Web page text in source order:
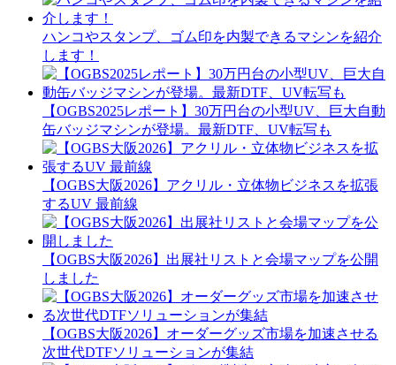
ハンコやスタンプ、ゴム印を内製できるマシンを紹介
します！
【OGBS2025レポート】30万円台の小型UV、巨大自動
缶バッジマシンが登場。最新DTF、UV転写も
【OGBS大阪2026】アクリル・立体物ビジネスを拡張
するUV 最前線
【OGBS大阪2026】出展社リストと会場マップを公開
しました
【OGBS大阪2026】オーダーグッズ市場を加速させる
次世代DTFソリューションが集結